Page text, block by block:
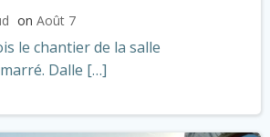
on Août 7
le chantier de la salle
Dalle […]